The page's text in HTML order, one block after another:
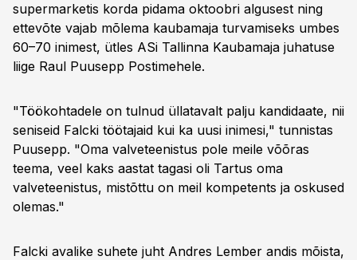
supermarketis korda pidama oktoobri algusest ning
ettevõte vajab mõlema kaubamaja turvamiseks umbes
60–70 inimest, ütles ASi Tallinna Kaubamaja juhatuse
liige Raul Puusepp Postimehele.
"Töökohtadele on tulnud üllatavalt palju kandidaate, nii
seniseid Falcki töötajaid kui ka uusi inimesi," tunnistas
Puusepp. "Oma valveteenistus pole meile võõras
teema, veel kaks aastat tagasi oli Tartus oma
valveteenistus, mistõttu on meil kompetents ja oskused
olemas."
Falcki avalike suhete juht Andres Lember andis mõista,